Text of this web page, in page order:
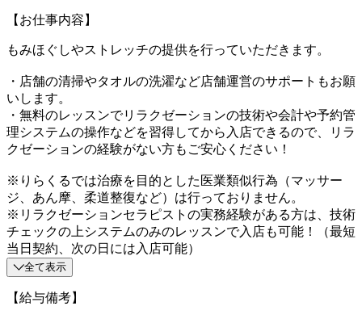
【お仕事内容】
もみほぐしやストレッチの提供を行っていただきます。
・店舗の清掃やタオルの洗濯など店舗運営のサポートもお願
いします。
・無料のレッスンでリラクゼーションの技術や会計や予約管
理システムの操作などを習得してから入店できるので、リラ
クゼーションの経験がない方もご安心ください！
※りらくるでは治療を目的とした医業類似行為（マッサー
ジ、あん摩、柔道整復など）は行っておりません。
※リラクゼーションセラピストの実務経験がある方は、技術
チェックの上システムのみのレッスンで入店も可能！（最短
当日契約、次の日には入店可能）
全て表示
【給与備考】